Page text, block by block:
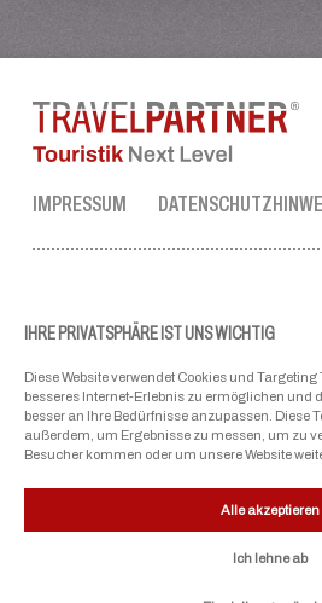
IHRE PRIVATSPHÄRE IST UNS WICHTIG
Diese Website verwendet Cookies und
besseres Internet-Erlebnis zu ermöglichen und
besser an Ihre Bedürfnisse anzupassen. Diese
außerdem, um Ergebnisse zu messen, um zu
Besucher kommen oder um unsere Website
Alle akzeptieren
Ich lehne ab
IMPRESSUM
Tel.:+43 50 3636 1
ellmau@travel-partner.com
UNSERE VERBÄNDE